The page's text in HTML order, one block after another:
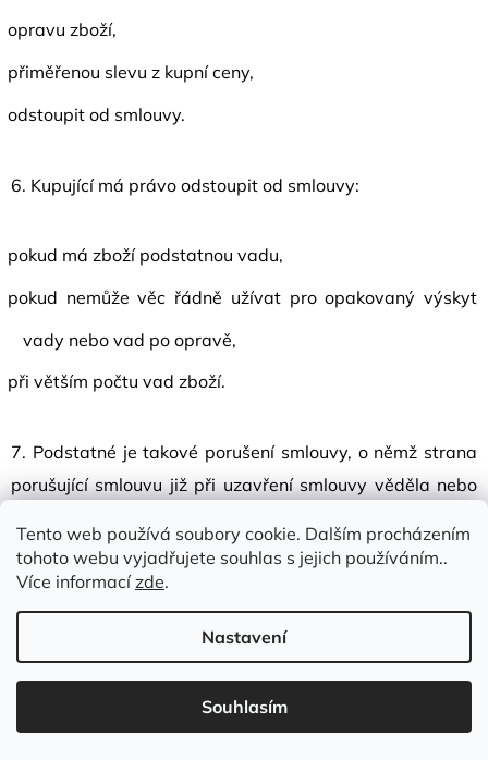
Tento web používá soubory cookie. Dalším procházením
tohoto webu vyjadřujete souhlas s jejich používáním..
Více informacízde.
Nastavení
Souhlasím
opravu zboží,
přiměřenou slevu z kupní ceny,
odstoupit od smlouvy.
6. Kupující má právo odstoupit od smlouvy:
pokud má zboží podstatnou vadu,
pokud nemůže věc řádně užívat pro opakovaný výskyt
vady nebo vad po opravě,
při větším počtu vad zboží.
7. Podstatné je takové porušení smlouvy, o němž strana
porušující smlouvu již při uzavření smlouvy věděla nebo
pokud by toto porušení předvídala.
8. U vady, která znamená nepodstatné porušení smlouvy
(bez ohledu na to, jde-li o vadu odstranitelnou či
neodstranitelnou), má kupující nárok na odstranění vady
anebo přiměřenou slevu z kupní ceny.